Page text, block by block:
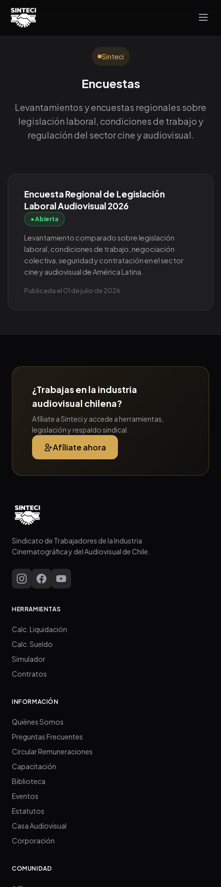
Sinteci
Encuestas
Levantamientos y encuestas regionales sobre
legislación laboral, condiciones de trabajo y
regulación del sector cine y audiovisual.
Encuesta Regional de Legislación
Laboral Audiovisual 2026
● Abierta
Levantamiento comparado sobre legislación
laboral, condiciones de trabajo, negociación
colectiva, seguridad y contratación en el sector
cine y audiovisual de América Latina.
Publicada el 01 de julio de 2026
¿Trabajas en la industria
audiovisual chilena?
Afíliate a Sinteci y accede a herramientas,
legislación y respaldo sindical.
Afíliate ahora
Sindicato de Trabajadores de la Industria
Cinematográfica y del Audiovisual de Chile.
HERRAMIENTAS
Calc. Liquidación
Calc. Sueldo
Simulador
Contratos
INFORMACIÓN
Quiénes Somos
Preguntas Frecuentes
Circular Remuneraciones
Capacitación
Biblioteca
Eventos
Estatutos
Casa Audiovisual
Corporación
COMUNIDAD